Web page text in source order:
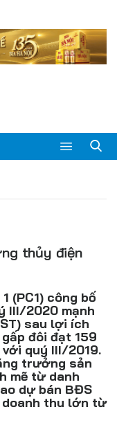
thủy điện
(PC1) công bố
III/2020 mạnh
sau lợi ích
đôi đạt 159
quý III/2019.
trưởng sản
mẽ từ danh
dự bán BĐS
doanh thu lớn từ